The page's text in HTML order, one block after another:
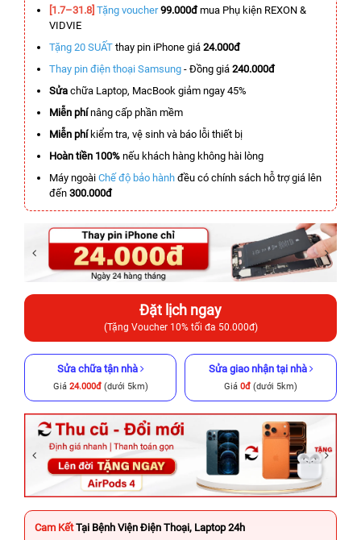
[1.7–31.8] Tặng voucher 99.000đmua Phụ kiện REXON &
VIDVIE
Tặng 20 SUẤT thay pin iPhone giá 24.000đ
Thay pin điện thoại Samsung - Đồng giá 240.000đ
Sửa chữa Laptop, MacBook giảm ngay 45%
Miễn phínâng cấp phần mềm
Miễn phíkiểm tra, vệ sinh và báo lỗi thiết bị
Hoàn tiền 100% nếu khách hàng không hài lòng
Máy ngoài Chế độ bảo hành đều có chính sách hỗ trợ giá lên
đến 300.000đ
Đặt lịch ngay
(Tặng Voucher 10% tối đa 50.000đ)
Sửa chữa tận nhà
Giá 24.000đ(dưới 5km)
Sửa giao nhận tại nhà
Giá 0đ (dưới 5km)
Cam Kết Tại Bệnh Viện Điện Thoại, Laptop 24h